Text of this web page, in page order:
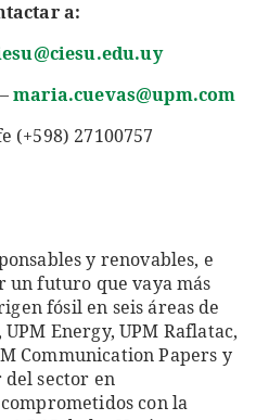
a:
maria.cuevas@upm.com
(+598) 27100757
y renovables, e
un futuro que vaya más
fósil en seis áreas de
Energy, UPM Raflatac,
Communication Papers y
del sector en
con la